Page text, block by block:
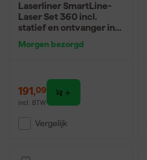
Laserliner SmartLine-
Laser Set 360 incl.
statief en ontvanger in
lijnen
Morgen bezorgd
191,09
incl. BTW
Vergelijk